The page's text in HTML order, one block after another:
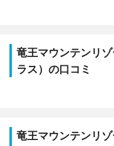
竜王マウンテンリ
ラス）の口コミ
竜王マウンテンリ